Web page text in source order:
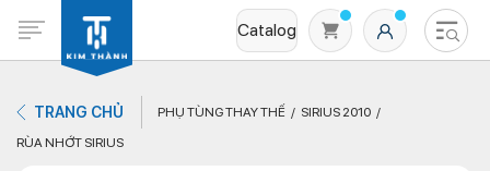
Catalog
TRANG CHỦ PHỤ TÙNG THAY THẾ
SIRIUS 2010
RÙA NHỚT SIRIUS